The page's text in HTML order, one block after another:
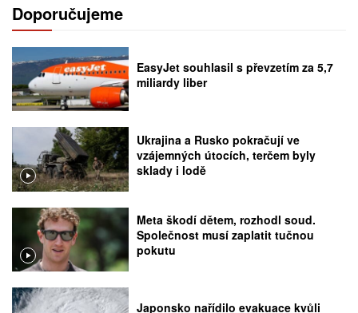
Doporučujeme
EasyJet souhlasil s převzetím za 5,7
miliardy liber
Ukrajina a Rusko pokračují ve
vzájemných útocích, terčem byly
sklady i lodě
Meta škodí dětem, rozhodl soud.
Společnost musí zaplatit tučnou
pokutu
Japonsko nařídilo evakuace kvůli